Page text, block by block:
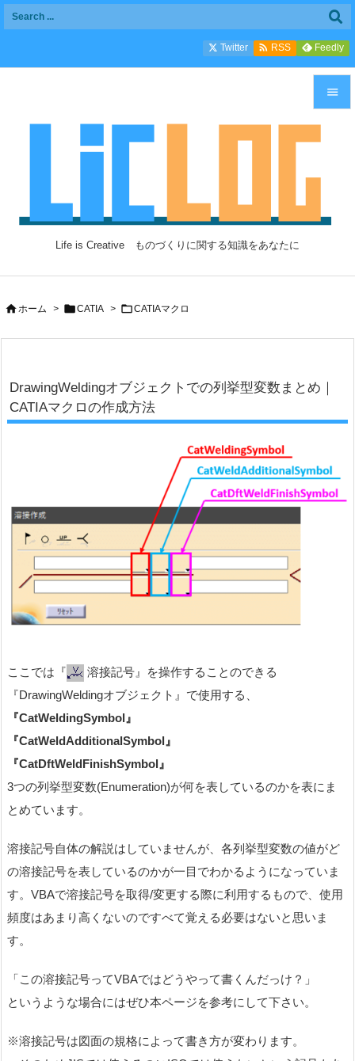
Life is Creative ものづくりに関する知識をあなたに

前へ

Twitter  RSS Feedly
ホーム > CATIA > CATIAマクロ
DrawingWeldingオブジェクトでの列挙型変数まとめ｜
CATIAマクロの作成方法
ここでは『
溶接記号』を操作することのできる
『DrawingWeldingオブジェクト』で使用する、
『CatWeldingSymbol』
『CatWeldAdditionalSymbol』
『CatDftWeldFinishSymbol』
3つの列挙型変数(Enumeration)が何を表しているのかを表にま
とめています。
溶接記号自体の解説はしていませんが、各列挙型変数の値がど
の溶接記号を表しているのかが一目でわかるようになっていま
す。VBAで溶接記号を取得/変更する際に利用するもので、使用
頻度はあまり高くないのですべて覚える必要はないと思いま
す。
「この溶接記号ってVBAではどうやって書くんだっけ？」
というような場合にはぜひ本ページを参考にして下さい。
※溶接記号は図面の規格によって書き方が変わります。